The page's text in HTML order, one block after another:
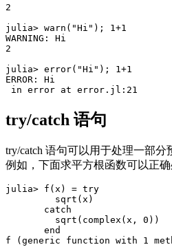
2
julia> warn("Hi"); 1+1
WARNING: Hi
2
julia> error("Hi"); 1+1
ERROR: Hi
try/catch 语句
try/catch 语句可以用于处理一部分
例如，下面求平方根函数可以正确
julia> f(x) = try
         sqrt(x)
       catch
         sqrt(complex(x, 0))
       end
f (generic function with 1